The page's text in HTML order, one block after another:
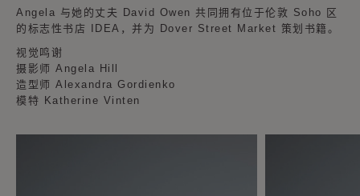
Angela 与她的丈夫 David Owen 共同拥有位于伦敦 Soho 区
的标志性书店 IDEA，并为 Dover Street Market 策划书籍。
视觉鸣谢
摄影师 Angela Hill
造型师 Alexandra Gordienko
模特 Katherine Vinten